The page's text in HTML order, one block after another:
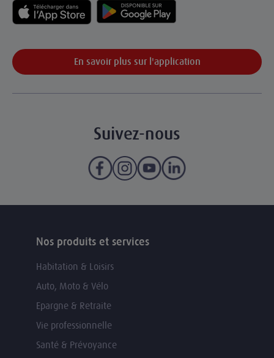
En savoir plus sur l'application
Suivez-nous
Nos produits et services
Habitation & Loisirs
Auto, Moto & Vélo
Epargne & Retraite
Vie professionnelle
Santé & Prévoyance